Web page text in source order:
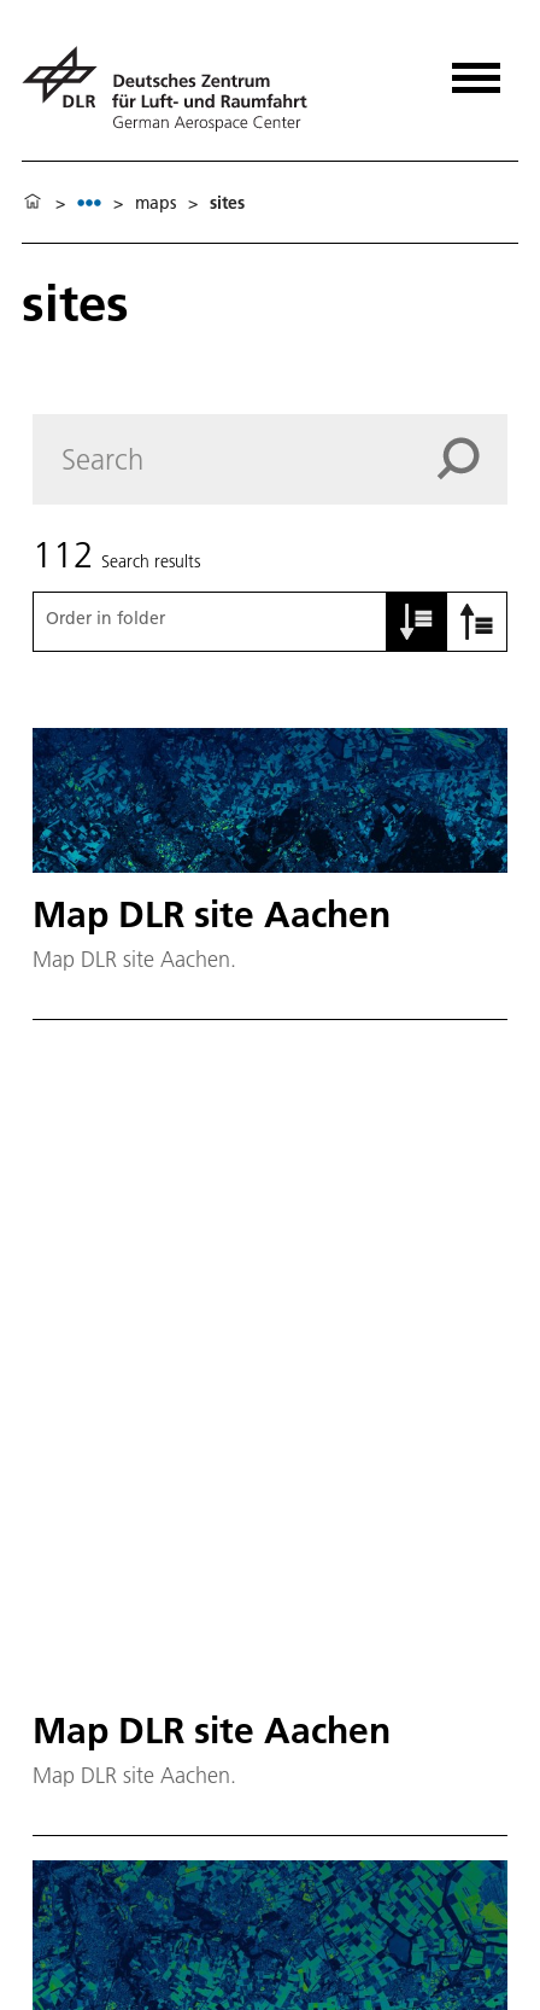
> > maps > sites
sites
112 Search results
Order in folder
Map DLR site Aachen
Map DLR site Aachen.
Map DLR site Aachen
Map DLR site Aachen.